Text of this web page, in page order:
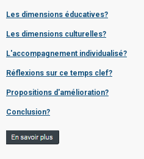
Les dimensions éducatives?
Les dimensions culturelles?
L'accompagnement individualisé?
Réflexions sur ce temps clef?
Propositions d'amélioration?
Conclusion?